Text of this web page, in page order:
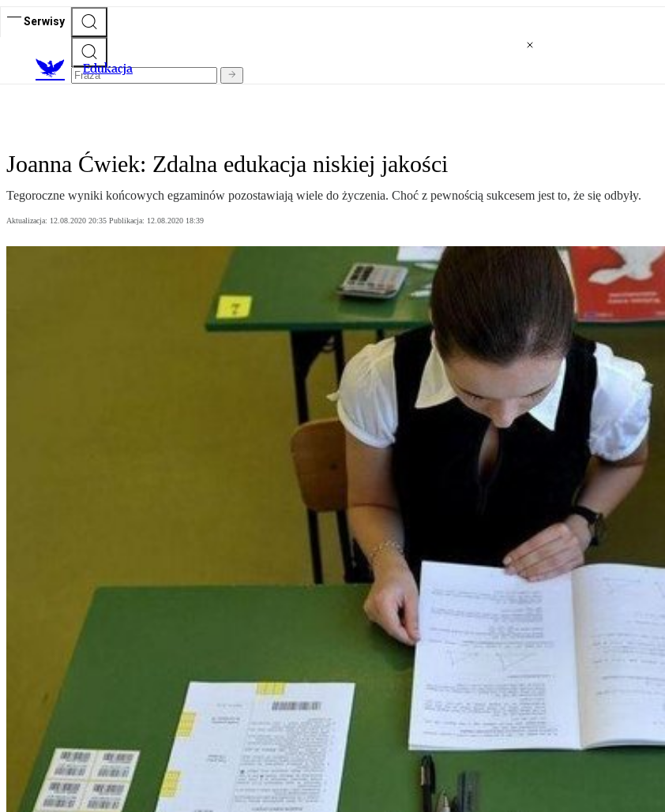
Serwisy
Edukacja
Joanna Ćwiek: Zdalna edukacja niskiej jakości
Tegoroczne wyniki końcowych egzaminów pozostawiają wiele do życzenia. Choć z pewnością sukcesem jest to, że się odbyły.
Aktualizacja: 12.08.2020 20:35 Publikacja: 12.08.2020 18:39